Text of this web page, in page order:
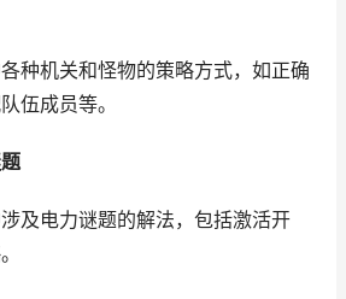
种机关和怪物的策略方式，如正确
伍成员等。
及电力谜题的解法，包括激活开